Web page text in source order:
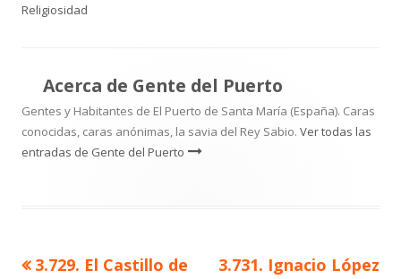
el
Religiosidad
Acerca de Gente del Puerto
Gentes y Habitantes de El Puerto de Santa María (España). Caras
conocidas, caras anónimas, la savia del Rey Sabio. Ver todas las
entradas de Gente del Puerto
Navegación
Artículo
3.729. El Castillo de
Artículo
3.731. Ignacio López